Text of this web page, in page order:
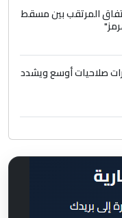
المرتقب بين مسقط
صلاحيات أوسع ويشدد